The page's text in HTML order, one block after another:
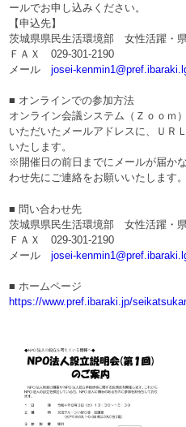
ールでお申し込みください。
【申込先】
茨城県県民生活環境部 女性活躍・
ＦＡＸ 029-301-2190
メールjosei-
■ オンラインでの参加方法
オンライン会議システム（Ｚｏｏｍ
いただいたメールアドレスに、ＵＲ
いたします。
※開催日の前日までにメールが届か
わせ先にご連絡をお願いいたします。
■ 問い合わせ先
茨城県県民生活環境部 女性活躍・
ＦＡＸ 029-301-2190
メールjosei-
■ ホームページ
https://www.pref.ibaraki.jp/